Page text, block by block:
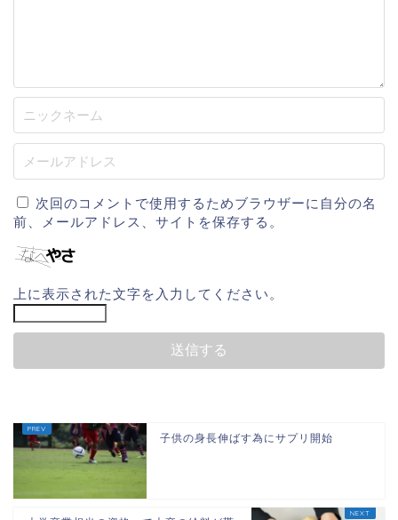
次回のコメントで使用するためブラウザーに自分の名
前、メールアドレス、サイトを保存する。
上に表示された文字を入力してください。
子供の身長伸ばす為にサプリ開始